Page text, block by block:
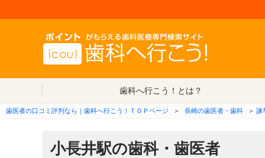
歯科へ行こう！とは？
歯医者の口コミ評判なら｜歯科へ行こう！ＴＯＰページ ＞ 長崎の歯医者・歯科 ＞ 諫
小長井駅の歯科・歯医者